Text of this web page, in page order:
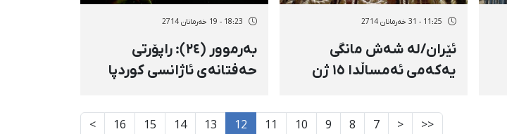
11:25 - 31 خەرمانان 2714
ئێران/لە شەش مانگی
یەکەمی ئەمساڵدا ١٥ ژن
18:23 - 19 خەرمانان 2714
بەرموور (٢٤): راپۆرتی
حەفتانەی ئاژانسی کوردپا
<<
<
7
8
9
10
11
12
13
14
15
16
>